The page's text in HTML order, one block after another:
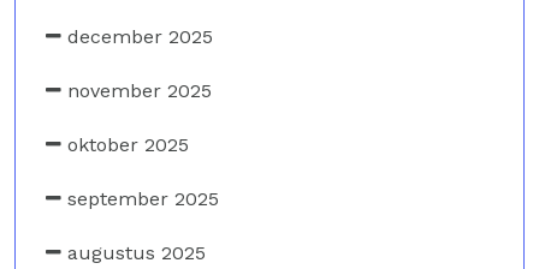
december 2025
november 2025
oktober 2025
september 2025
augustus 2025